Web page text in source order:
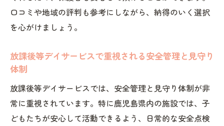
口コミや地域の評判も参考にしながら、納得のいく選択
を心がけましょう。
放課後等デイサービスで重視される安全管理と見守り
体制
放課後等デイサービスでは、安全管理と見守り体制が非
常に重視されています。特に鹿児島県内の施設では、子
どもたちが安心して活動できるよう、日常的な安全点検